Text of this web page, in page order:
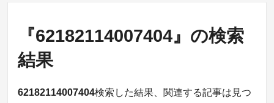
『62182114007404』の検索
結果
62182114007404検索した結果、関連する記事は見つ